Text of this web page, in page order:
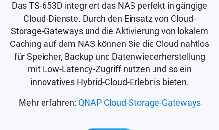
Das TS-653D integriert das NAS perfekt in gängige
Cloud-Dienste. Durch den Einsatz von Cloud-
Storage-Gateways und die Aktivierung von lokalem
Caching auf dem NAS können Sie die Cloud nahtlos
für Speicher, Backup und Datenwiederherstellung
mit Low-Latency-Zugriff nutzen und so ein
innovatives Hybrid-Cloud-Erlebnis bieten.
Mehr erfahren: QNAP Cloud-Storage-Gateways